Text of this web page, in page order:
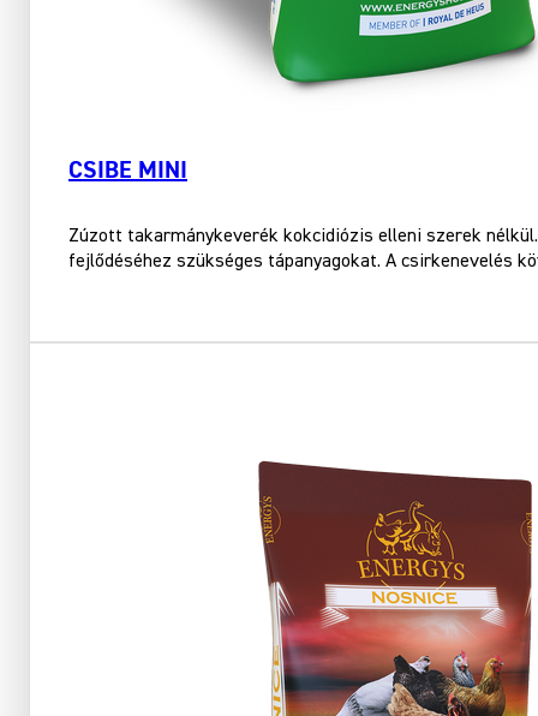
CSIBE MINI
Zúzott takarmánykeverék kokcidiózis elleni szerek
fejlődéséhez szükséges tápanyagokat. A csirkenevelés